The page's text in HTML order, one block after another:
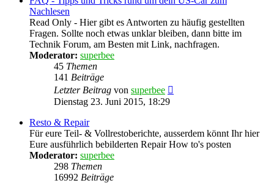
Nachlesen
Read Only - Hier gibt es Antworten zu häufig gestellten
Fragen. Sollte noch etwas unklar bleiben, dann bitte im
Technik Forum, am Besten mit Link, nachfragen.
Moderator: superbee
45 Themen
141 Beiträge
Letzter Beitrag von superbee
Dienstag 23. Juni 2015, 18:29
Resto & Repair
Für eure Teil- & Vollrestoberichte, ausserdem könnt Ihr hier
Eure ausführlich bebilderten Repair How to's posten
Moderator: superbee
298 Themen
16992 Beiträge